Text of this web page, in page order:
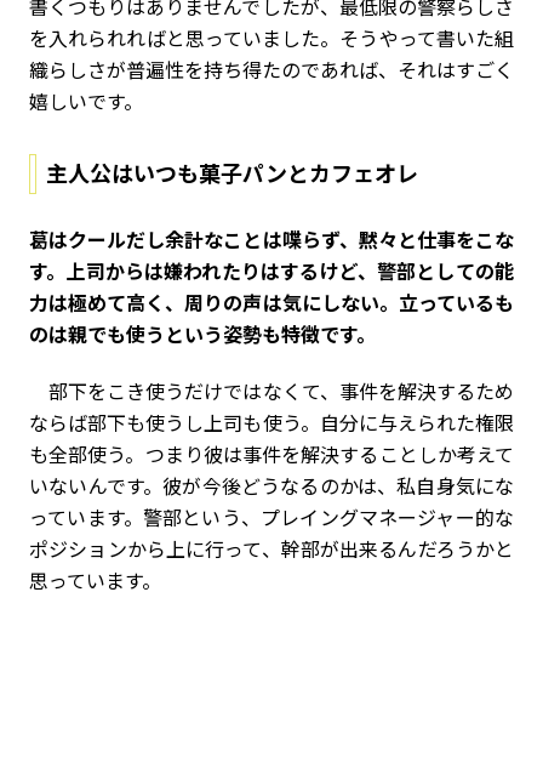
書くつもりはありませんでしたが、最低限の警察らしさ
を入れられればと思っていました。そうやって書いた組
織らしさが普遍性を持ち得たのであれば、それはすごく
嬉しいです。
主人公はいつも菓子パンとカフェオレ
――葛はクールだし余計なことは喋らず、黙々と仕事をこな
す。上司からは嫌われたりはするけど、警部としての能
力は極めて高く、周りの声は気にしない。立っているも
のは親でも使うという姿勢も特徴です。
部下をこき使うだけではなくて、事件を解決するため
ならば部下も使うし上司も使う。自分に与えられた権限
も全部使う。つまり彼は事件を解決することしか考えて
いないんです。彼が今後どうなるのかは、私自身気にな
っています。警部という、プレイングマネージャー的な
ポジションから上に行って、幹部が出来るんだろうかと
思っています。